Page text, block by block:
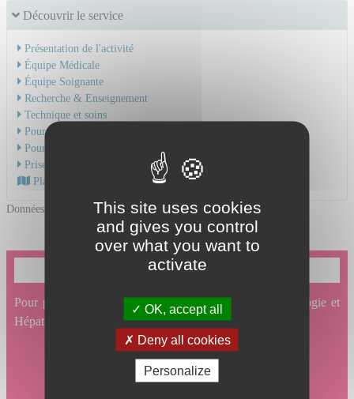
Découvrir le service
Présentation de l'activité
Équipe Médicale
Équipe Soignante
Recherche & Enseignement
Technique et soins
Pour une hospitalisation
Pour une consultation
Prise en charge du cancer
Plan d'accès au CHU
Données mises à jour le 06/11/2025
Je souhaite prendre un rendez-vous en ligne
Pour prendre un rendez-vous en ligne en Gastro-entérologie et
Hépatologie, cliquez ici.
This site uses cookies
and gives you control
over what you want to
activate
OK, accept all
Deny all cookies
Personalize